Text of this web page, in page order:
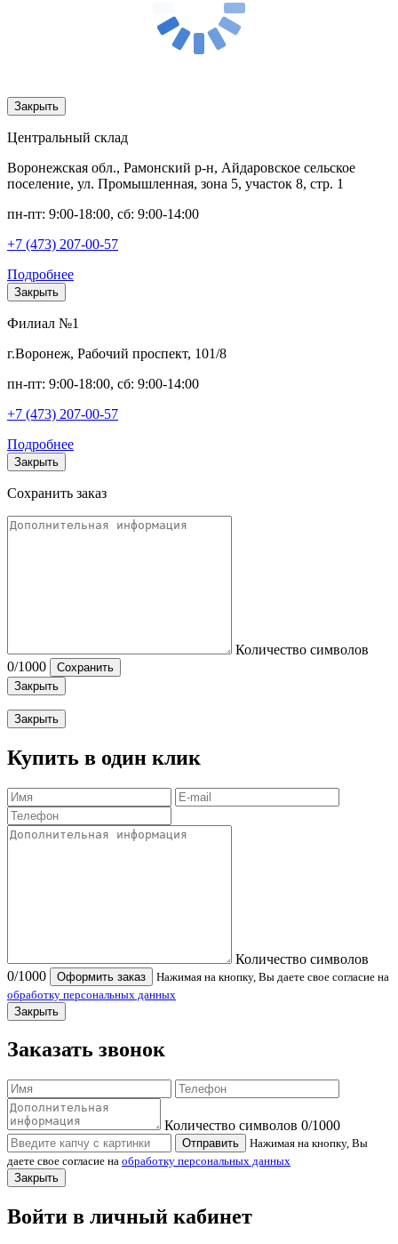
Закрыть
Центральный склад
Воронежская обл., Рамонский р-н, Айдаровское сельское
поселение, ул. Промышленная, зона 5, участок 8, стр. 1
пн-пт: 9:00-18:00, сб: 9:00-14:00
+7 (473) 207-00-57
Подробнее
Закрыть
Филиал №1
г.Воронеж, Рабочий проспект, 101/8
пн-пт: 9:00-18:00, сб: 9:00-14:00
+7 (473) 207-00-57
Подробнее
Закрыть
Сохранить заказ
Количество символов
0/1000
Сохранить
Закрыть
Закрыть
Купить в один клик
Количество символов
0/1000 Оформить заказ
Нажимая на кнопку, Вы даете свое согласие на
обработку персональных данных
Закрыть
Заказать звонок
Количество символов 0/1000
Отправить
Нажимая на кнопку, Вы
даете свое согласие на обработку персональных данных
Закрыть
Войти в личный кабинет